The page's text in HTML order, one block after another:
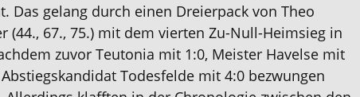
Das gelang durch einen Dreierpack von Theo
(44., 67., 75.) mit dem vierten Zu-Null-Heimsieg in
zuvor Teutonia mit 1:0, Meister Havelse mit
Todesfelde mit 4:0 bezwungen